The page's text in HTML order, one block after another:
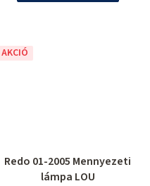
AKCIÓ
Redo 01-2005 Mennyezeti
lámpa LOU